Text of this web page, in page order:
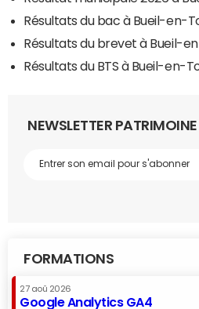
Résultats du bac à Bueil-en-
Résultats du brevet à Bueil-
Résultats du BTS à Bueil-en-
NEWSLETTER PATRIMOINE
FORMATIONS
27 aoû 2026
Google Analytics GA4